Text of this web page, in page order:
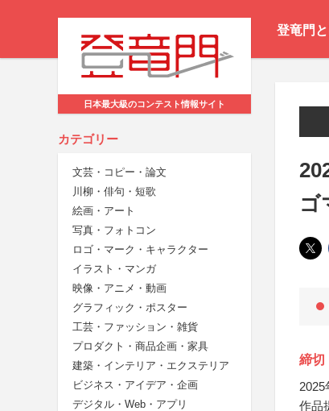
登竜門
日本最大級のコンテスト情報サイト
カテゴリー
文芸・コピー・論文
川柳・俳句・短歌
絵画・アート
写真・フォトコン
ロゴ・マーク・キャラクター
イラスト・マンガ
映像・アニメ・動画
グラフィック・ポスター
工芸・ファッション・雑貨
プロダクト・商品企画・家具
建築・インテリア・エクステリア
ビジネス・アイデア・企画
デジタル・Web・アプリ
ゴ
締切
2025
作品